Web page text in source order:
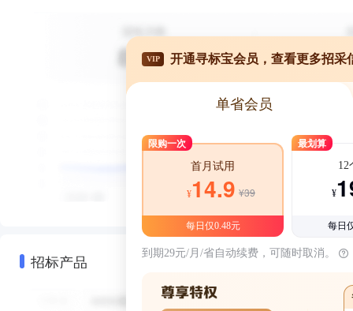
招标产品
VIP 开通寻标宝会员，查看更多招采
单省会员
限购一次
首月试用
¥14.9 ¥39
每日仅0.48元
最划算
12
¥
每日
到期29元/月/省自动续费，可随时取消。